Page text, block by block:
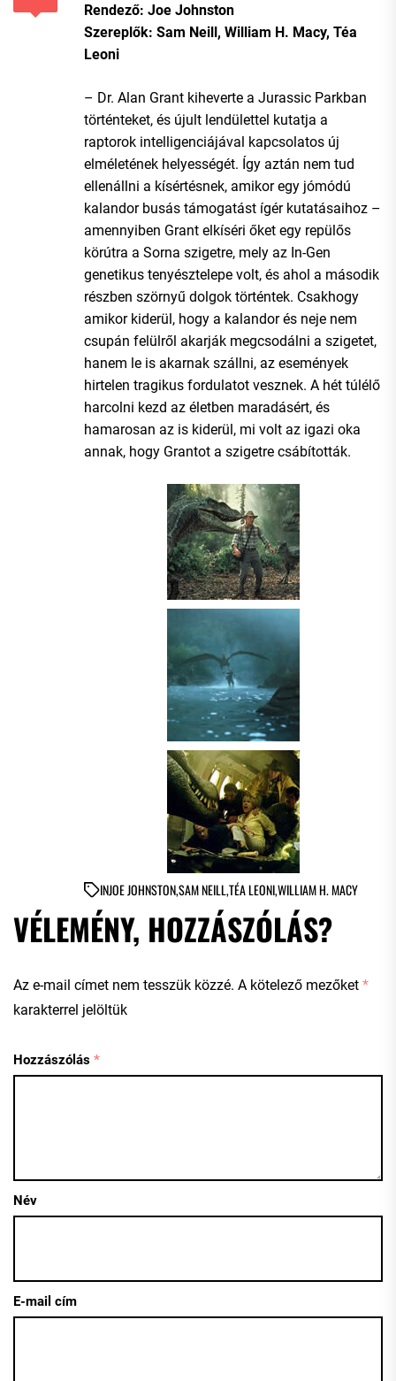
Rendező: Joe Johnston
Szereplők: Sam Neill, William H. Macy, Téa
Leoni
– Dr. Alan Grant kiheverte a Jurassic Parkban
történteket, és újult lendülettel kutatja a
raptorok intelligenciájával kapcsolatos új
elméletének helyességét. Így aztán nem tud
ellenállni a kísértésnek, amikor egy jómódú
kalandor busás támogatást ígér kutatásaihoz –
amennyiben Grant elkíséri őket egy repülős
körútra a Sorna szigetre, mely az In-Gen
genetikus tenyésztelepe volt, és ahol a második
részben szörnyű dolgok történtek. Csakhogy
amikor kiderül, hogy a kalandor és neje nem
csupán felülről akarják megcsodálni a szigetet,
hanem le is akarnak szállni, az események
hirtelen tragikus fordulatot vesznek. A hét túlélő
harcolni kezd az életben maradásért, és
hamarosan az is kiderül, mi volt az igazi oka
annak, hogy Grantot a szigetre csábították.
INJOE JOHNSTON,SAM NEILL,TÉA LEONI,WILLIAM H. MACY
VÉLEMÉNY, HOZZÁSZÓLÁS?
Az e-mail címet nem tesszük közzé. A kötelező mezőket *
karakterrel jelöltük
Hozzászólás *
Név
E-mail cím